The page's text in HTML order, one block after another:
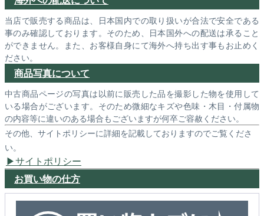
当店で販売する商品は、日本国内での取り扱いが合法で安全である
事のみ確認しております。そのため、日本国外への配送は承ること
ができません。また、お客様自身にて海外へ持ち出す事もお止めく
ださい。
商品写真について
中古商品ページの写真は以前に販売した品を撮影した物を使用して
いる場合がございます。そのため微細なキズや色味・木目・付属物
の内容等に違いのある場合もございますが何卒ご容赦ください。
その他、サイトポリシーに詳細を記載しておりますのでご覧くださ
い。
サイトポリシー
お買い物の仕方